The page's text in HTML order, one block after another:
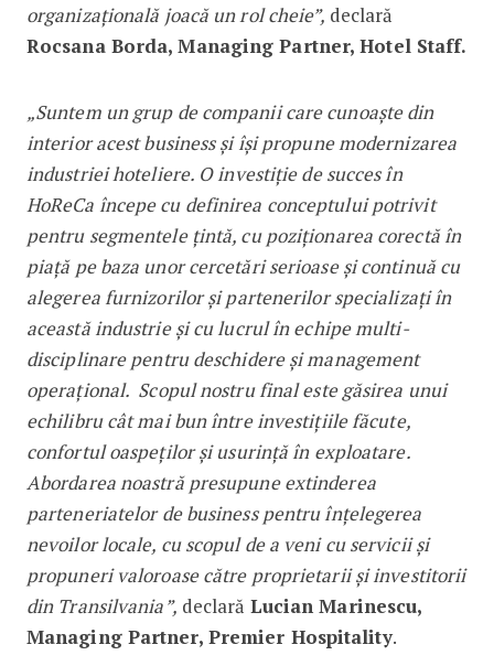
organizaţională joacă un rol cheie”, declară
Rocsana Borda, Managing Partner, Hotel Staff.
„Suntem un grup de companii care cunoaşte din
interior acest business şi îşi propune modernizarea
industriei hoteliere. O investiţie de succes în
HoReCa începe cu definirea conceptului potrivit
pentru segmentele ţintă, cu poziţionarea corectă în
piaţă pe baza unor cercetări serioase şi continuă cu
alegerea furnizorilor şi partenerilor specializaţi în
această industrie şi cu lucrul în echipe multi-
disciplinare pentru deschidere şi management
operaţional. Scopul nostru final este găsirea unui
echilibru cât mai bun între investiţiile făcute,
confortul oaspeţilor şi usurinţă în exploatare.
Abordarea noastră presupune extinderea
parteneriatelor de business pentru înţelegerea
nevoilor locale, cu scopul de a veni cu servicii şi
propuneri valoroase către proprietarii şi investitorii
din Transilvania”, declară Lucian Marinescu,
Managing Partner, Premier Hospitality.